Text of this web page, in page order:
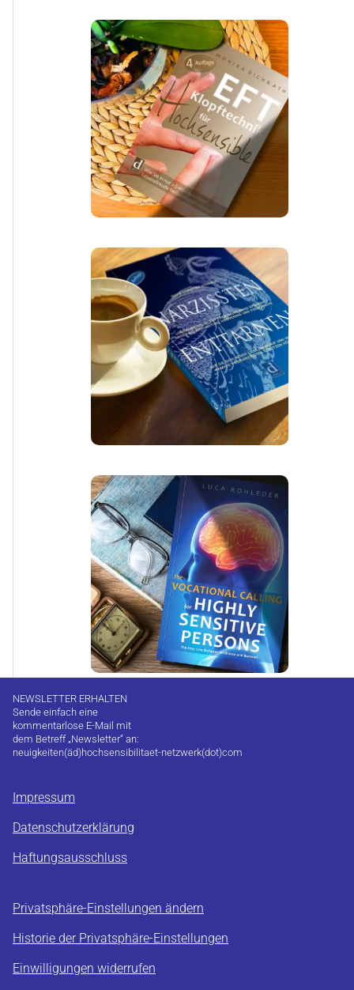
NEWSLETTER ERHALTEN
Sende einfach eine
kommentarlose E-Mail mit
dem Betreff „Newsletter“ an:
neuigkeiten(äd)hochsensibilitaet-netzwerk(dot)com
Impressum
Datenschutzerklärung
Haftungsausschluss
Privatsphäre-Einstellungen ändern
Historie der Privatsphäre-Einstellungen
Einwilligungen widerrufen